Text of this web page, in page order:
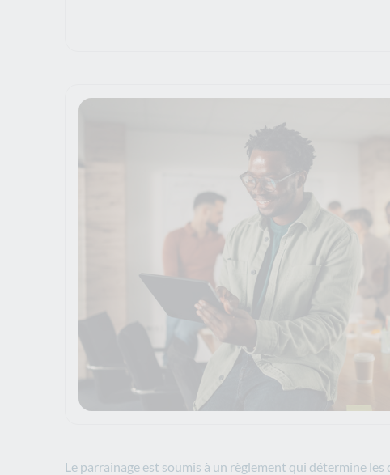
Le parrainage est soumis à un règlement qui détermine